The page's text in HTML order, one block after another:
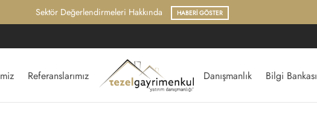
Sektör Değerlendirmeleri Hakkında HABERI GÖSTER
Referanslarımız Danışmanlık Bilgi Bankası